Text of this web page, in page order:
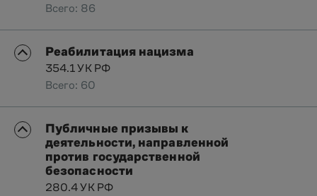
Всего: 86
Реабилитация нацизма
354.1 УК РФ
Всего: 60
Публичные призывы к
деятельности, направленной
против государственной
безопасности
280.4 УК РФ